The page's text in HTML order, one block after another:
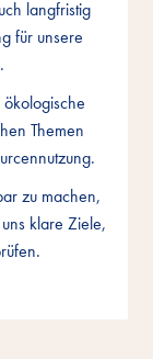
langfristig
für unsere
Themen
zu machen,
klare Ziele,
langfristig
für unsere
Themen
zu machen,
klare Ziele,
langfristig
für unsere
Themen
zu machen,
klare Ziele,